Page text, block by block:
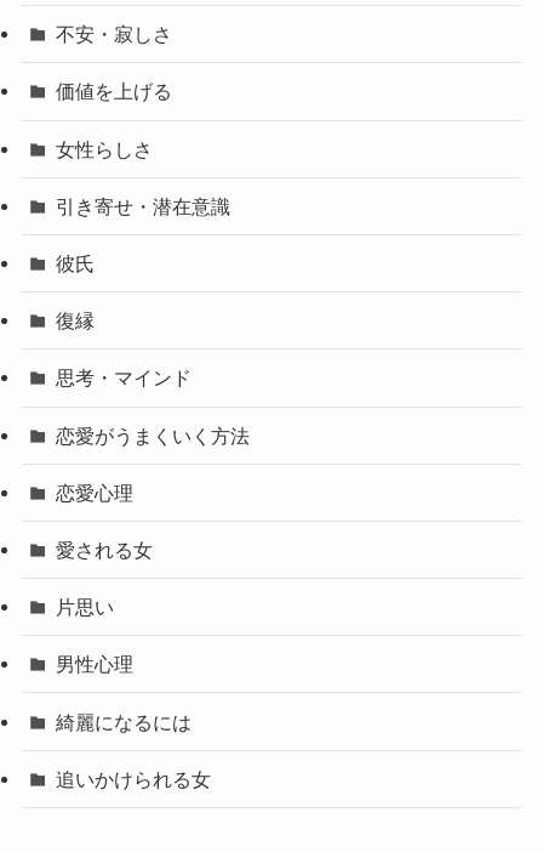
不安・寂しさ
価値を上げる
女性らしさ
引き寄せ・潜在意識
彼氏
復縁
思考・マインド
恋愛がうまくいく方法
恋愛心理
愛される女
片思い
男性心理
綺麗になるには
追いかけられる女